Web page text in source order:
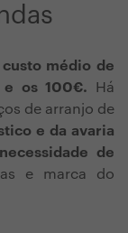
custo médio de
os 100€. Há
de arranjo de
e da avaria
necessidade de
e marca do